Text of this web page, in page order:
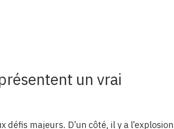
un vrai
majeurs. D’un côté, il y a l’explosion